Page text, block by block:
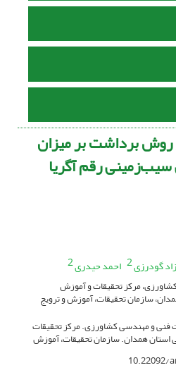
برداشت بر میزان
رقم آگریا
گودرزی2 احمد حیدری2
مرکز تحقیقات و آموزش
سازمان تحقیقات، آموزش و ترویج
فنی و مهندسی کشاورزی. مرکز تحقیقات
استان همدان. سازمان تحقیقات، آموزش
10.22092/